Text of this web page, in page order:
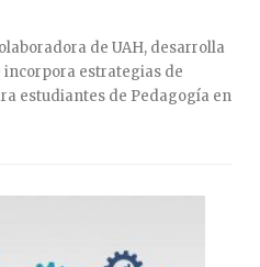
de UAH, desarrolla
estrategias de
estudiantes de Pedagogía en